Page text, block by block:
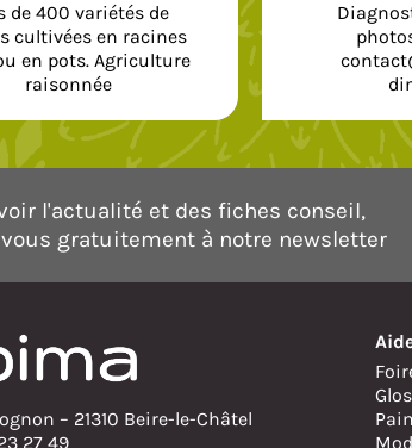
de 400 variétés de
cultivées en racines
en pots. Agriculture
raisonnée
l'actualité et des fiches conseil,
gratuitement à notre newsletter
– 21310 Beire-le-Châtel
27 49